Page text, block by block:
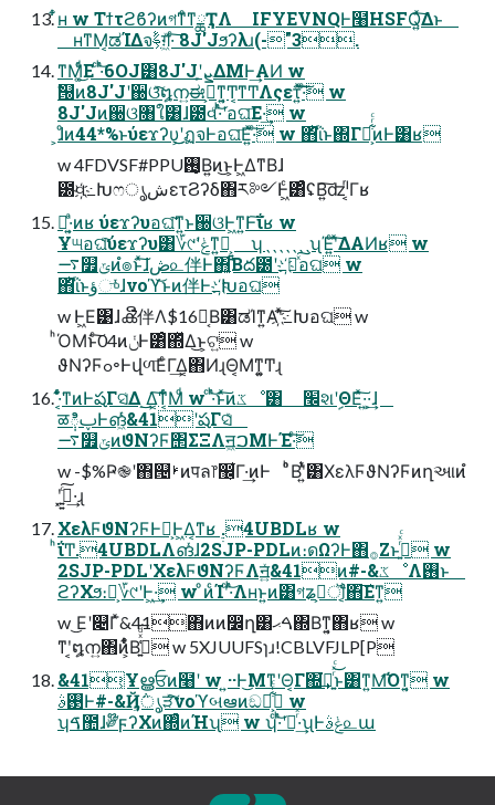
͋ͬʜ w Τϯτϩϐʔͷগͳͦ͏ͳྖҬΛ IFYEVNQͰ໨HSFQ͍ͯ͠Δͱ
ʜͳΜ͔ಡΊΔจࣈ͕ग़͖ͯ·ͨ͠ 8J'Jϧʔλɹ(-"3.
ͳΜ͚ͩͬ͜Ε ͨ·ͬͪ͝6OJ͸8J'Jʹܨ͕ΔΜͰ͢ΑͶ w
ࣗ୐ͷ8J'Jʹ઀ଓͯ͠໘ന͍ಈ࡞͕ͳ͍͔Ͳ͏͔ͳͲΛςετ͍ͯ͠·ͨ͠ w
8J'Jͷ઀ଓ৘ใ͸ɺ౰વͨ·ͬͪ͝ʹอଘ͞Ε·͢ w
͕ɺͦͷ44*%ͱύεϫʔυ͕͜͜ʹฏจͰอଘ͞Ε͍ͯ·ͨ͠ w ΋͏ͪΐͬͱ΍Γํ͕͋ͬͨͷͰ͸ʁ
w 4FDVSF#PPU࢖͏͙Β͍ͷ͜ͱ͕Ͱ͖ΔͳΒɺ
౰વ҉߸ԽෆشൃετϨʔδ΋ར༻Ͱ͖ͨ͸ͣʢΒ͍͠ʣˡ͏͔ͬΓʁ
Կ͔·͍ͣͷʁ ύεϫʔυอଘ͠ͳ͍ͱ઀ଓͰ͖ͳ͍Ͱ͠ΐʁ w
Ұ୴อଘͨ͠ύεϫʔυ͸؆୯ʹݟ͑ͳ͍ํ͕͍͍ ʮˎˎˎˎˎˎˎʯΈ͍ͨʹͯ͠ΔΑͶʁ w
࠷௿ݶͷํ๏ͱͯ͠ɺڞ௨伴Ͱ΋͍͍͔Βద౰ʹ҉߸Խͯ͠อଘ w
΋͏ͪΐͬͱؤுͬͯɺνοϓ͝ͱͷ伴Ͱ҉߸Խอଘ
w Ͱ͖Ε͹ɺൿີ伴Λ$16֎͔Β͸ಡΊͳ͍Α͏ʹͯ͠҉߸Խอଘ w
ͪΌΜͱͨ͠04ͷݩͰ͸ͦ͏΍ͬͯΔ͜ͱ͕ଟ͍ w
ϑΝʔϜߋ৽Ͱվળ͞ΕͨΓ͢Δ͔΋ͶɻΘ͔Μͳ͍͚Ͳɻ
·͔͊ͤͬ͘ͳͷͰషΓସ͑Δ ͜͏͢Δ͔͠ͳ͔ͬͨΜͩ w ͨ·ͬͪ͝ͱͯ͠ͷػೳ͸ ׬શʹࣦΘΕͯ͠·͍·͕͢ɺ
ळ݄ిࢠͰങ͖ͬͯͨ&41ʹషΓସ͑ͯ
࠷௿ݶͷϑΝʔϜ΢ΣΞΛॻ͖ࠐΜͰΈ·ͨ͠
w -$%Ҏ֎ʹ΋୔ࢁͷपล෦඼͕͋Γ·͢ͷͰ ͦͪΒʹ͍ͭͯ͸ΧελϜϑΝʔϜͷղઆͷํ
ʹ͓ئ͍͍ͨ͠·͢ɻ
ΧελϜϑΝʔϜͰԿ͕Ͱ͖Δ͔ͳʁ ࣮࣭.4UBDLʁ w
ͪΐ͏Ͳ.4UBDLΛങͬͯɺ2SJP-PDLͷ։ดΩʔͰ΋࡞Ζ͏ͱࢥ͍ͬͯͨ w
2SJP-PDLʹΧελϜϑΝʔϜΛॻ͍ͯ&41ͷ#-&ػೳΛ࢖͏ͱ
ϩʔΧϧ։ด͕؆୯ʹͰ͖·͢ w ͦͷͨΊʹͨ·ͬͪ͝Λʜͱ͍͏ͷ͸গʑࡑ͕ॏ͔͔ͬͨ΋͠Εͳ͍
w ͜Εʹ௄Γͯ&41΋ͷͷ෼ղ͸ࠓޙ΍Βͳ͍͔΋ʁ w
ͳʹ͔໘ന͍΋ͷ͕͋ͬͨΒڭ͍͑ͯͩ͘͞ w 5XJUUFSɿɹ!CBLVFJLP[P
&41͕Ұൠਓͷ໨ʹ w ͍··Ͱ͜ΜͳʹΘ͔Γ΍͘͢ೖ͍ͬͯͨ͜ͱ͸ͳ͍Μ͡Όͳ͍͔ w
࢓ࣄͰ#-&Ҋ͕݅ൃੜͯ͠νοϓબఆͷඞཁ͕͋ͬͨ w
ʮࠃ಺ɺ༗໊ϝʔΧͷ΍ͭͨͷΉʯ w ʮͨ·ͬͪ͝ʹೖͬͯ·͢ʯͰݟࣄ௨ա